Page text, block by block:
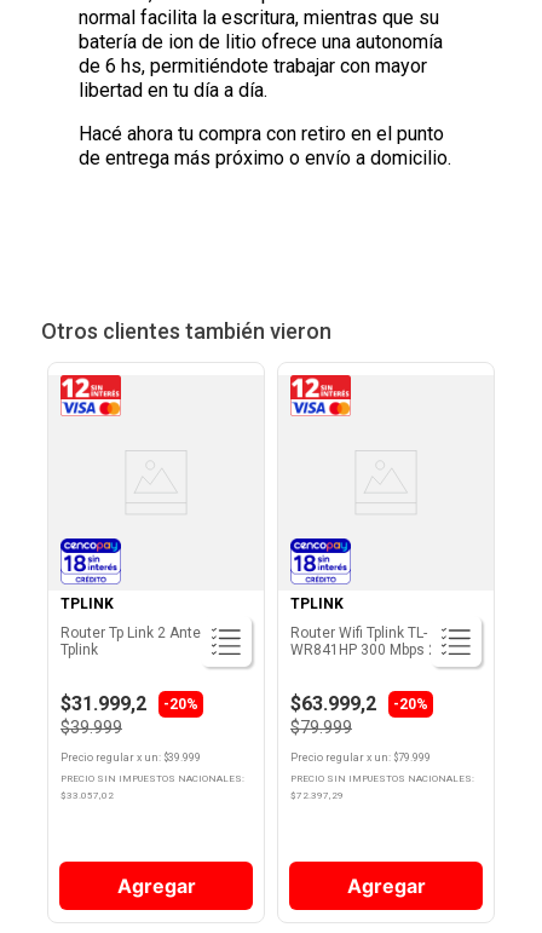
normal facilita la escritura, mientras que su
batería de ion de litio ofrece una autonomía
de 6 hs, permitiéndote trabajar con mayor
libertad en tu día a día.
Hacé ahora tu compra con retiro en el punto
de entrega más próximo o envío a domicilio.
Otros clientes también vieron
TPLINK
Router Tp Link 2 Antenas
Tplink
$31.999,2 -20%
$39.999
Precio regular x un: $39.999
PRECIO SIN IMPUESTOS NACIONALES:
$33.057,02
Agregar
TPLINK
Router Wifi Tplink TL-
WR841HP 300 Mbps 2.4 GHz
$63.999,2 -20%
$79.999
Precio regular x un: $79.999
PRECIO SIN IMPUESTOS NACIONALES:
$72.397,29
Agregar